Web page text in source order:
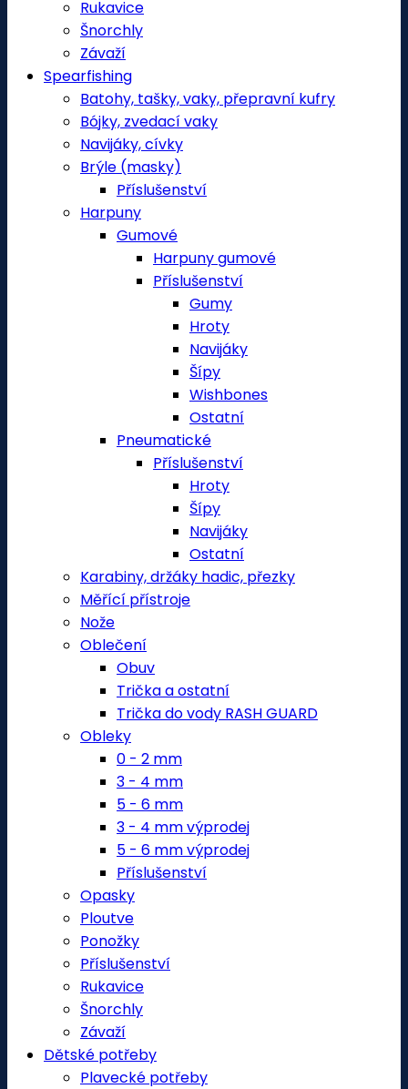
Rukavice
Šnorchly
Závaží
Spearfishing
Batohy, tašky, vaky, přepravní kufry
Bójky, zvedací vaky
Navijáky, cívky
Brýle (masky)
Příslušenství
Harpuny
Gumové
Harpuny gumové
Příslušenství
Gumy
Hroty
Navijáky
Šípy
Wishbones
Ostatní
Pneumatické
Příslušenství
Hroty
Šípy
Navijáky
Ostatní
Karabiny, držáky hadic, přezky
Měřící přístroje
Nože
Oblečení
Obuv
Trička a ostatní
Trička do vody RASH GUARD
Obleky
0 - 2 mm
3 - 4 mm
5 - 6 mm
3 - 4 mm výprodej
5 - 6 mm výprodej
Příslušenství
Opasky
Ploutve
Ponožky
Příslušenství
Rukavice
Šnorchly
Závaží
Dětské potřeby
Plavecké potřeby